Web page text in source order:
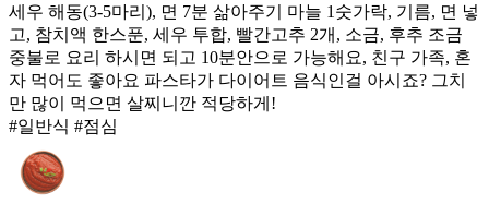
세우 해동(3-5마리), 면 7분 삶아주기 마늘 1숫가락, 기름, 면 넣
고, 참치액 한스푼, 세우 투합, 빨간고추 2개, 소금, 후추 조금
중불로 요리 하시면 되고 10분안으로 가능해요, 친구 가족, 혼
자 먹어도 좋아요 파스타가 다이어트 음식인걸 아시죠? 그치
만 많이 먹으면 살찌니깐 적당하게!
#일반식 #점심